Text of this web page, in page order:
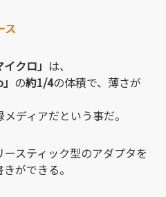
ス
クロ」 は、
の約1/4の体積で、薄さが
ディアだという事だ。
スティック型のアダプタを
ができる。